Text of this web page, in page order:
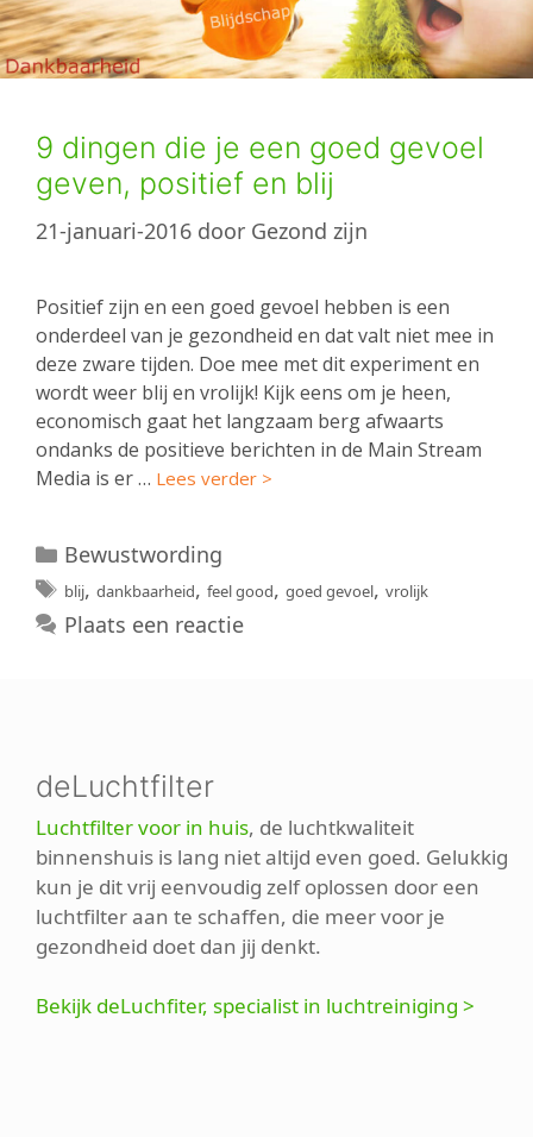
9 dingen die je een goed gevoel
geven, positief en blij
21-januari-2016 door Gezond zijn
Positief zijn en een goed gevoel hebben is een
onderdeel van je gezondheid en dat valt niet mee in
deze zware tijden. Doe mee met dit experiment en
wordt weer blij en vrolijk! Kijk eens om je heen,
economisch gaat het langzaam berg afwaarts
ondanks de positieve berichten in de Main Stream
Media is er … Lees verder >
Categorieën
Bewustwording
Tags
blij, dankbaarheid, feel good, goed gevoel, vrolijk
Plaats een reactie
deLuchtfilter
Luchtfilter voor in huis, de luchtkwaliteit
binnenshuis is lang niet altijd even goed. Gelukkig
kun je dit vrij eenvoudig zelf oplossen door een
luchtfilter aan te schaffen, die meer voor je
gezondheid doet dan jij denkt.
Bekijk deLuchfiter, specialist in luchtreiniging >